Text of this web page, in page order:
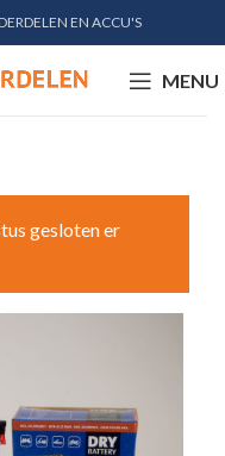
EN ACCU'S
MENU
gesloten er